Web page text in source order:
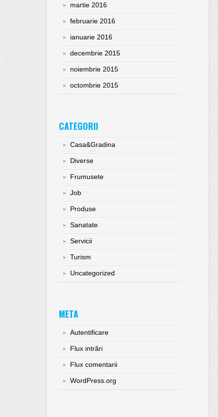
martie 2016
februarie 2016
ianuarie 2016
decembrie 2015
noiembrie 2015
octombrie 2015
CATEGORII
Casa&Gradina
Diverse
Frumusete
Job
Produse
Sanatate
Servicii
Turism
Uncategorized
META
Autentificare
Flux intrări
Flux comentarii
WordPress.org